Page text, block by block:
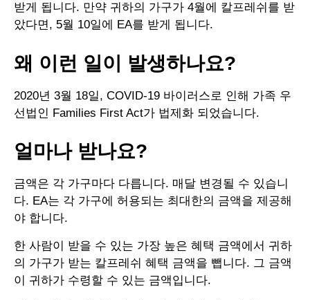
받게 됩니다. 만약 귀하의 가구가 4월에 칼프레쉬를 받
았다면, 5월 10일에 EA를 받게 됩니다.
왜 이런 일이 발생하나요?
2020년 3월 18일, COVID-19 바이러스로 인해 가족 우
선법인 Families First Act가 법제화 되었습니다.
얼마나 받나요?
금액은 각 가구마다 다릅니다. 매달 변경될 수 있습니
다. EA는 각 가구에 허용되는 최대한의 금액을 제공해
야 합니다.
한 사람이 받을 수 있는 가장 높은 혜택 금액에서 귀하
의 가구가 받는 칼프레쉬 혜택 금액을 뺍니다. 그 금액
이 귀하가 수령할 수 있는 금액입니다.